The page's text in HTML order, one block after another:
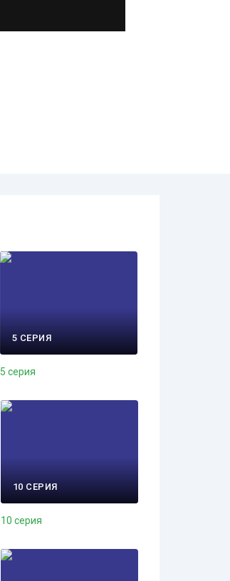
5 СЕРИЯ
5 серия
10 СЕРИЯ
10 серия